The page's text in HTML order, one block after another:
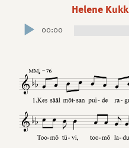
Helene Kukk
00:00